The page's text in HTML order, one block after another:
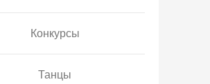
Конкурсы
Танцы